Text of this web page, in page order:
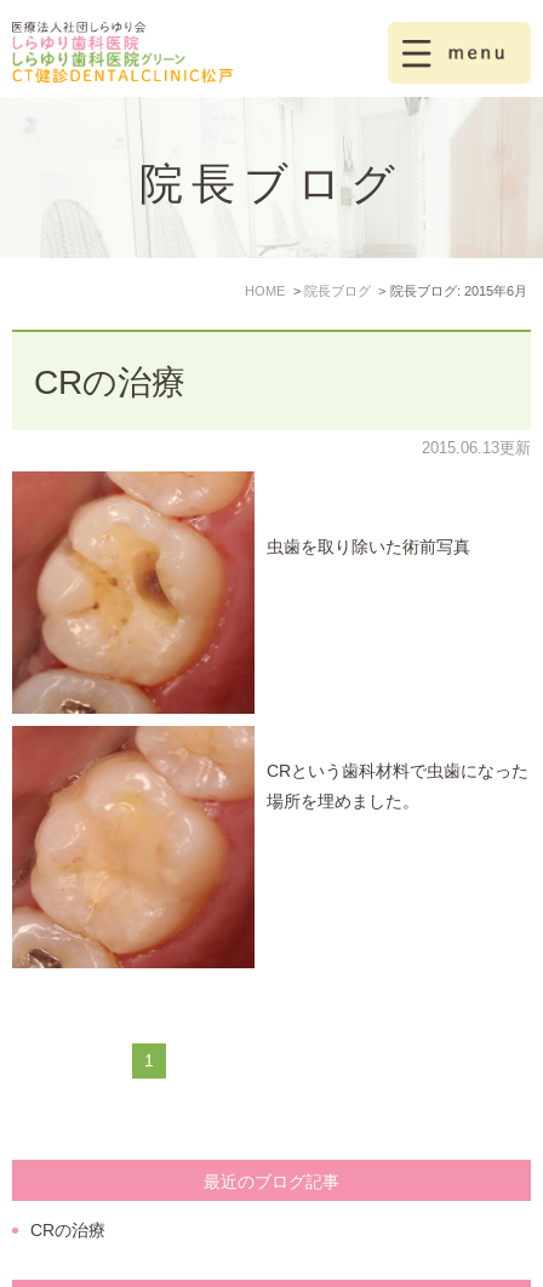
院長ブログ
HOME 院長ブログ 院長ブログ: 2015年6月
CRの治療
2015.06.13更新
虫歯を取り除いた術前写真
CRという歯科材料で虫歯になった
場所を埋めました。
1
最近のブログ記事
CRの治療